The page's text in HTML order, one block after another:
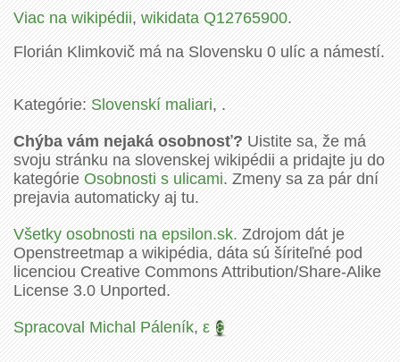
Viac na wikipédii,wikidata Q12765900.
Florián Klimkovič má na Slovensku 0 ulíc a námestí.
Kategórie:Slovenskí maliari, .
Chýba vám nejaká osobnosť?Uistite sa, že má
svoju stránku na slovenskej wikipédii a pridajte ju do
kategórieOsobnosti s ulicami. Zmeny sa za pár dní
prejavia automaticky aj tu.
Všetky osobnosti na epsilon.sk.Zdrojom dát je
Openstreetmap a wikipédia, dáta sú šíriteľné pod
licenciou Creative Commons Attribution/Share-Alike
License 3.0 Unported.
Spracoval Michal Páleník,ε